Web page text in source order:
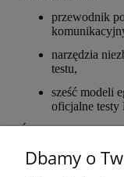
przewodnik
narzędzia
testu,
sześć modeli
oficjalne
Ścieżki audio są
EAN:
Dbamy o